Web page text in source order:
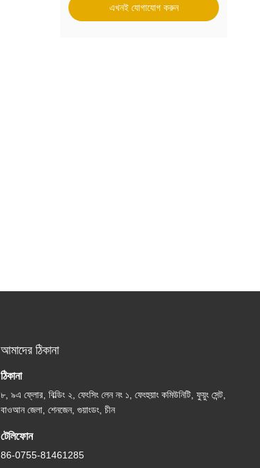
এখনই যোগাযোগ করুন
আমাদের ঠিকানা
ঠিকানা
৮, ৯এ ফ্লোর, বিল্ডিং ২, ফেংসিং লেন নং ১, ফেংহুয়াং কমিউনিটি, ফুয়ুং সেন্ট,
বাওআন জেলা, শেনজেন, গুয়াংডং, চীন
টেলিফোন
86-0755-81461285